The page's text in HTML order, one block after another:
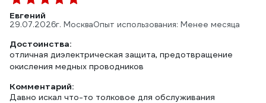
Евгений
29.07.2026г. МоскваОпыт использования: Менее месяца
Достоинства:
отличная диэлектрическая защита, предотвращение
окисления медных проводников
Комментарий:
Давно искал что-то толковое для обслуживания